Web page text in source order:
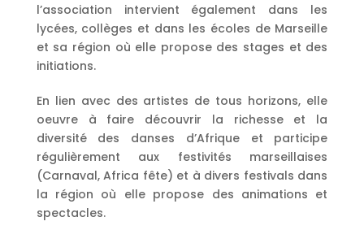
l’association intervient également dans les
lycées, collèges et dans les écoles de Marseille
et sa région où elle propose des stages et des
initiations.
En lien avec des artistes de tous horizons, elle
oeuvre à faire découvrir la richesse et la
diversité des danses d’Afrique et participe
régulièrement aux festivités marseillaises
(Carnaval, Africa fête) et à divers festivals dans
la région où elle propose des animations et
spectacles.